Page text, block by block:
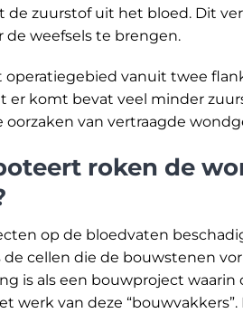
de zuurstof uit het bloed. Dit
de weefsels te brengen.
vanuit twee
er komt bevat veel minder
oorzaken van vertraagde
roken de
op de bloedvaten
cellen die de bouwstenen
is als een bouwproject
werk van deze